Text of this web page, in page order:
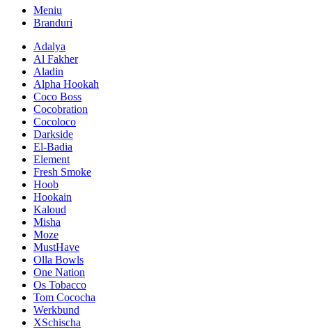
Meniu
Branduri
Adalya
Al Fakher
Aladin
Alpha Hookah
Coco Boss
Cocobration
Cocoloco
Darkside
El-Badia
Element
Fresh Smoke
Hoob
Hookain
Kaloud
Misha
Moze
MustHave
Olla Bowls
One Nation
Os Tobacco
Tom Cococha
Werkbund
XSchischa